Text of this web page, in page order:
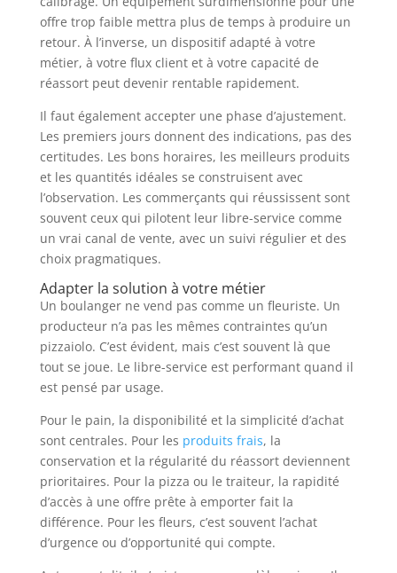
offre trop faible mettra plus de temps à produire un
retour. À l’inverse, un dispositif adapté à votre
métier, à votre flux client et à votre capacité de
réassort peut devenir rentable rapidement.
Il faut également accepter une phase d’ajustement.
Les premiers jours donnent des indications, pas des
certitudes. Les bons horaires, les meilleurs produits
et les quantités idéales se construisent avec
l’observation. Les commerçants qui réussissent sont
souvent ceux qui pilotent leur libre-service comme
un vrai canal de vente, avec un suivi régulier et des
choix pragmatiques.
Adapter la solution à votre métier
Un boulanger ne vend pas comme un fleuriste. Un
producteur n’a pas les mêmes contraintes qu’un
pizzaiolo. C’est évident, mais c’est souvent là que
tout se joue. Le libre-service est performant quand il
est pensé par usage.
Pour le pain, la disponibilité et la simplicité d’achat
sont centrales. Pour les produits frais, la
conservation et la régularité du réassort deviennent
prioritaires. Pour la pizza ou le traiteur, la rapidité
d’accès à une offre prête à emporter fait la
différence. Pour les fleurs, c’est souvent l’achat
d’urgence ou d’opportunité qui compte.